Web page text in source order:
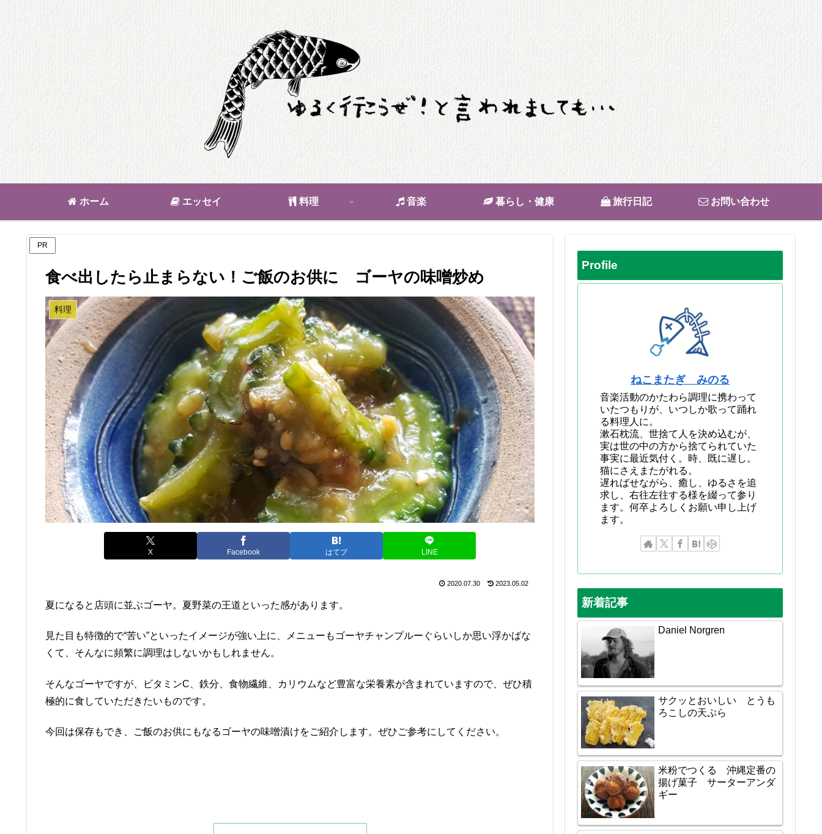
ホーム エッセイ 料理 音楽 暮らし・健康 旅行日記 お問い合わせ
PR
食べ出したら止まらない！ご飯のお供に ゴーヤの味噌炒め
料理
X Facebook はてブ LINE
2020.07.30 2023.05.02
夏になると店頭に並ぶゴーヤ。夏野菜の王道といった感があります。
見た目も特徴的で“苦い”といったイメージが強い上に、メニューもゴーヤチャンプルーぐらいしか思い浮かばな
くて、そんなに頻繁に調理はしないかもしれません。
そんなゴーヤですが、ビタミンC、鉄分、食物繊維、カリウムなど豊富な栄養素が含まれていますので、ぜひ積
極的に食していただきたいものです。
今回は保存もでき、ご飯のお供にもなるゴーヤの味噌漬けをご紹介します。ぜひご参考にしてください。
Profile
ねこまたぎ みのる
音楽活動のかたわら調理に携わって
いたつもりが、いつしか歌って踊れ
る料理人に。
漱石枕流、世捨て人を決め込むが、
実は世の中の方から捨てられていた
事実に最近気付く。時、既に遅し。
猫にさえまたがれる。
遅ればせながら、癒し、ゆるさを追
求し、右往左往する様を綴って参り
ます。何卒よろしくお願い申し上げ
ます。
新着記事
Daniel Norgren
サクッとおいしい とうも
ろこしの天ぷら
米粉でつくる 沖縄定番の
揚げ菓子 サーターアンダ
ギー